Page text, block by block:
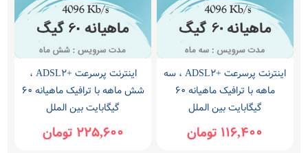
اینترنت پرسرعت +ADSL2 ، سه
ماهه با ترافیک ماهیانه 60
گیگابایت بین الملل
116,400 تومان
اینترنت پرسرعت +ADSL2 ،
شش ماهه با ترافیک ماهیانه 60
گیگابایت بین الملل
225,600 تومان